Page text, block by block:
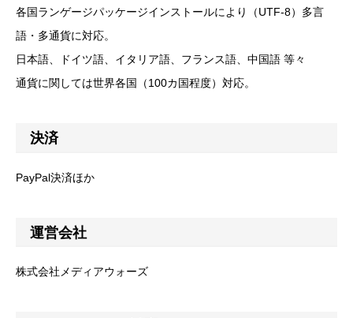
各国ランゲージパッケージインストールにより（UTF-8）多言
語・多通貨に対応。
日本語、ドイツ語、イタリア語、フランス語、中国語 等々
通貨に関しては世界各国（100カ国程度）対応。
決済
PayPal決済ほか
運営会社
株式会社メディアウォーズ